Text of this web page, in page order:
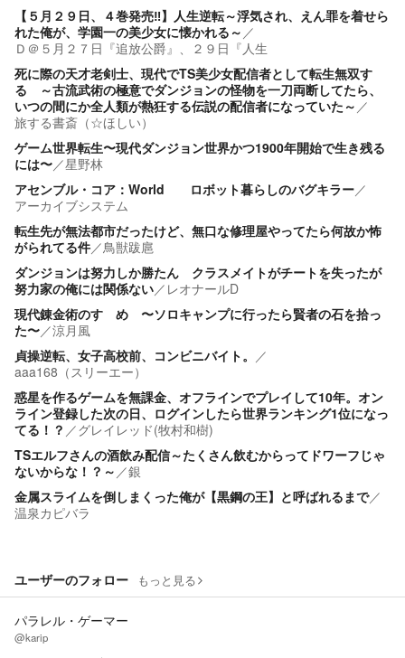
【５月２９日、４巻発売‼】人生逆転～浮気され、えん罪を着せら
れた俺が、学園一の美少女に懐かれる～ ／
Ｄ＠５月２７日『追放公爵』、２９日『人生
死に際の天才老剣士、現代でTS美少女配信者として転生無双す
る ～古流武術の極意でダンジョンの怪物を一刀両断してたら、
いつの間にか全人類が熱狂する伝説の配信者になっていた～ ／
旅する書斎（☆ほしい）
ゲーム世界転生〜現代ダンジョン世界かつ1900年開始で生き残る
には〜／星野林
アセンブル・コア：World ロボット暮らしのバグキラー／
アーカイブシステム
転生先が無法都市だったけど、無口な修理屋やってたら何故か怖
がられてる件／鳥獣跋扈
ダンジョンは努力しか勝たん クラスメイトがチートを失ったが
努力家の俺には関係ない／ レオナールD
現代錬金術のすゝめ 〜ソロキャンプに行ったら賢者の石を拾っ
た〜／涼月風
貞操逆転、女子高校前、コンビニバイト。 ／
aaa168（スリーエー）
惑星を作るゲームを無課金、オフラインでプレイして10年。オン
ライン登録した次の日、ログインしたら世界ランキング1位になっ
てる！？ ／グレイレッド(牧村和樹)
TSエルフさんの酒飲み配信～たくさん飲むからってドワーフじゃ
ないからな！？～ ／銀
金属スライムを倒しまくった俺が【黒鋼の王】と呼ばれるまで／
温泉カピバラ
ユーザーのフォロー もっと見る
パラレル・ゲーマー
@karip